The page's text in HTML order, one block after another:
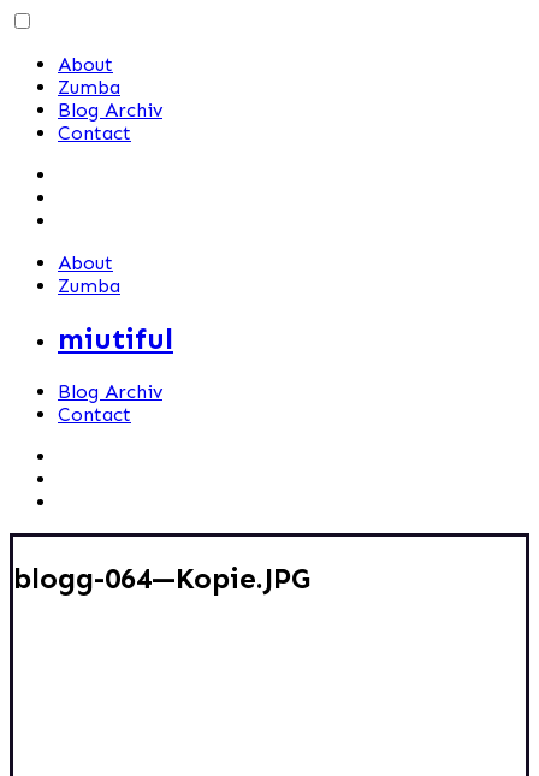
Skip
contentAbout
Zumba
Blog Archiv
Contact
About
Zumba
miutiful
Blog Archiv
Contact
blogg-064—Kopie.JPG